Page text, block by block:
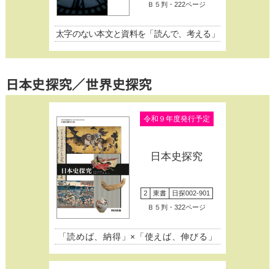
Ｂ５判・222ページ
太字のない本文と資料を「読んで、考える」
日本史探究／世界史探究
令和９年度発行予定
日本史探究
2 東書
日探002-901
Ｂ５判・322ページ
「読めば、納得」×「使えば、伸びる」